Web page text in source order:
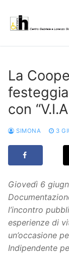
contenuto
La
con
SIMONA 3
Giovedì 6
l’incontro
esperienze di
un’occasione
Indipendente